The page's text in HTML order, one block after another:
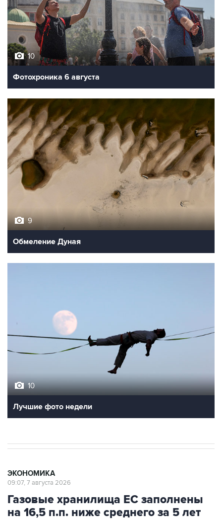
10
Фотохроника 6 августа
9
Обмеление Дуная
10
Лучшие фото недели
ЭКОНОМИКА
09:07, 7 августа 2026
Газовые хранилища ЕС заполнены
на 16,5 п.п. ниже среднего за 5 лет